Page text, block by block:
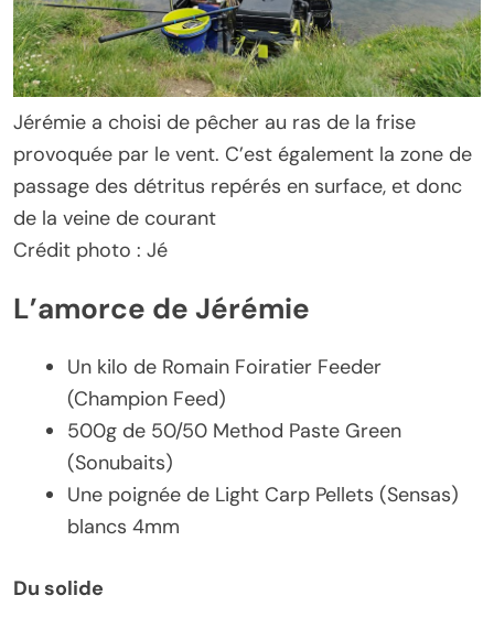
Jérémie a choisi de pêcher au ras de la frise
provoquée par le vent. C’est également la zone de
passage des détritus repérés en surface, et donc
de la veine de courant
Crédit photo : Jé
L’amorce de Jérémie
Un kilo de Romain Foiratier Feeder
(Champion Feed)
500g de 50/50 Method Paste Green
(Sonubaits)
Une poignée de Light Carp Pellets (Sensas)
blancs 4mm
Du solide